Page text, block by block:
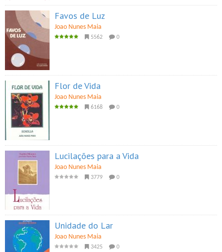
Favos de Luz
Joao Nunes Maia
5562 0
Flor de Vida
Joao Nunes Maia
6168 0
Lucilações para a Vida
Joao Nunes Maia
3779 0
Unidade do Lar
Joao Nunes Maia
3425 0